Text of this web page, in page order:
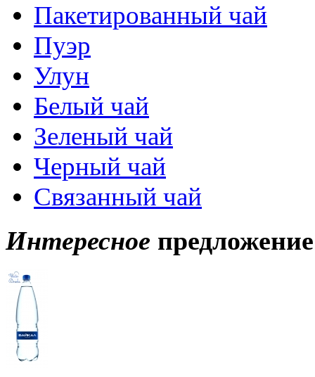
Пакетированный чай
Пуэр
Улун
Белый чай
Зеленый чай
Черный чай
Связанный чай
Интересное предложение